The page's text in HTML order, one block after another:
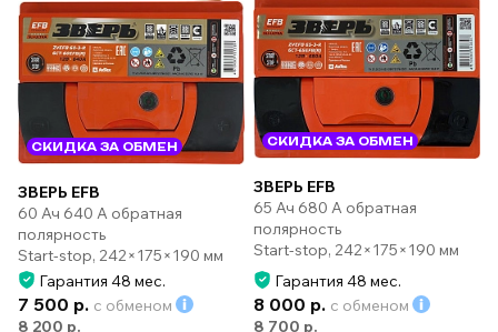
СКИДКА ЗА ОБМЕН
ЗВЕРЬ EFB
60 Ач 640 А обратная
полярность
Start-stop, 242×175×190 мм
Гарантия 48 мес.
7 500 р. с обменом
8 200 р.
СКИДКА ЗА ОБМЕН
ЗВЕРЬ EFB
65 Ач 680 А обратная
полярность
Start-stop, 242×175×190 мм
Гарантия 48 мес.
8 000 р. с обменом
8 700 р.